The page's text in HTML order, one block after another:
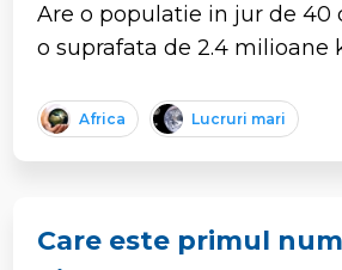
Are o populatie in jur de 40
o suprafata de 2.4 milioane
Africa Lucruri mari
Care este primul